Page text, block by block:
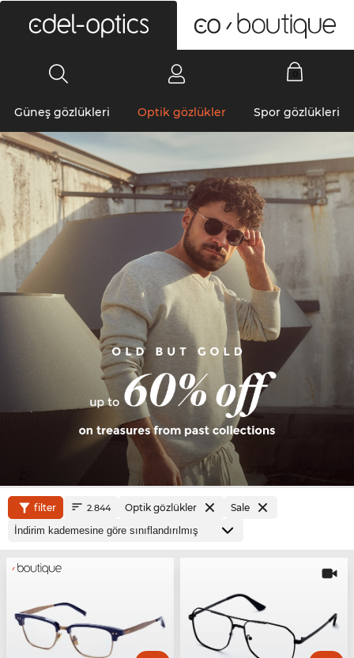
Güneş gözlükleri Optik gözlükler Spor gözlükleri
filter 2.844 Optik gözlükler Sale